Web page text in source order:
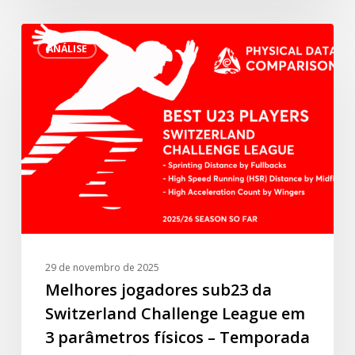
turca”.
ANÁLISE
Melhores
jogadores
Switzerland
Challenge
League
em
Temporada
29 de novembro de 2025
Melhores jogadores sub23 da
Switzerland Challenge League em
3 parâmetros físicos – Temporada